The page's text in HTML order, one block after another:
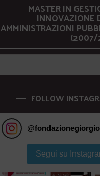
MASTER IN
INNOVAZIONE
AMMINISTRAZIONI
FOLLOW
@
Segui su